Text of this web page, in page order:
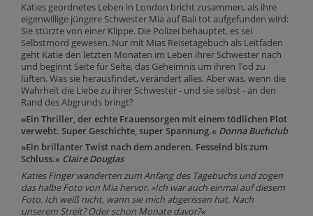
Katies geordnetes Leben in London bricht zusammen, als ihre
eigenwillige jüngere Schwester Mia auf Bali tot aufgefunden wird:
Sie stürzte von einer Klippe. Die Polizei behauptet, es sei
Selbstmord gewesen. Nur mit Mias Reisetagebuch als Leitfaden
geht Katie den letzten Monaten im Leben ihrer Schwester nach
und beginnt Seite für Seite, das Geheimnis um ihren Tod zu
lüften. Was sie herausfindet, verändert alles. Aber was, wenn die
Wahrheit die Liebe zu ihrer Schwester - und sie selbst - an den
Rand des Abgrunds bringt?
»Ein Thriller, der echte Frauensorgen mit einem tödlichen Plot
verwebt. Super Geschichte, super Spannung.« Donna Buchclub
»Ein brillanter Twist nach dem anderen. Fesselnd bis zum
Schluss.« Claire Douglas
Katies Finger wanderten zum Anfang des Tagebuchs und zogen
das halbe Foto von Mia hervor. »Ich war auch einmal auf diesem
Foto. Ich weiß nicht, wann sie mich abgerissen hat. Nach
unserem Streit? Oder schon Monate davor?«